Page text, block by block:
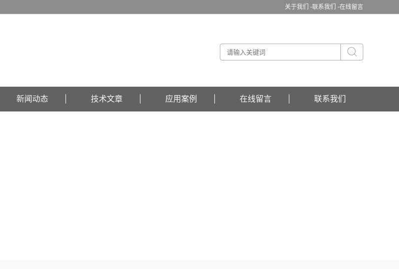
关于我们 -联系我们 -在线留言
新闻动态 技术文章 应用案例 在线留言 联系我们